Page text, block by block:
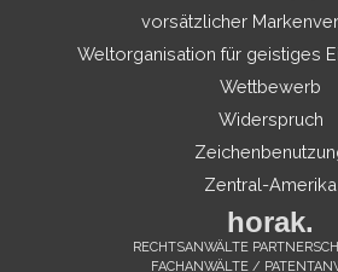
vorsätzlicher
Weltorganisation für geistiges
Wettbewerb
Widerspruch
Zentral-Amerika
horak.
RECHTSANWÄLTE
FACHANWÄLTE /